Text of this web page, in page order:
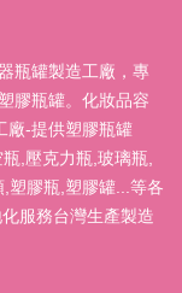
瓶罐製造工廠，專
膠瓶罐。化妝品容
廠-提供塑膠瓶罐
,壓克力瓶,玻璃瓶,
塑膠瓶,塑膠罐...等各
服務台灣生產製造